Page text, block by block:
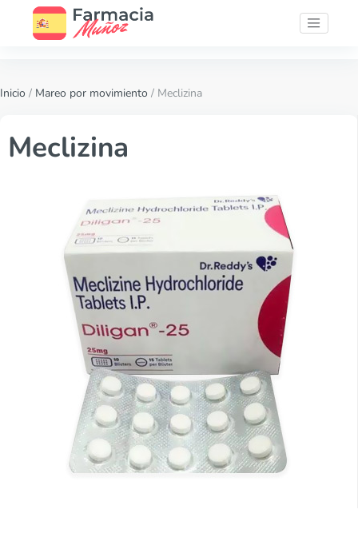
Inicio / Mareo por movimiento / Meclizina
Meclizina